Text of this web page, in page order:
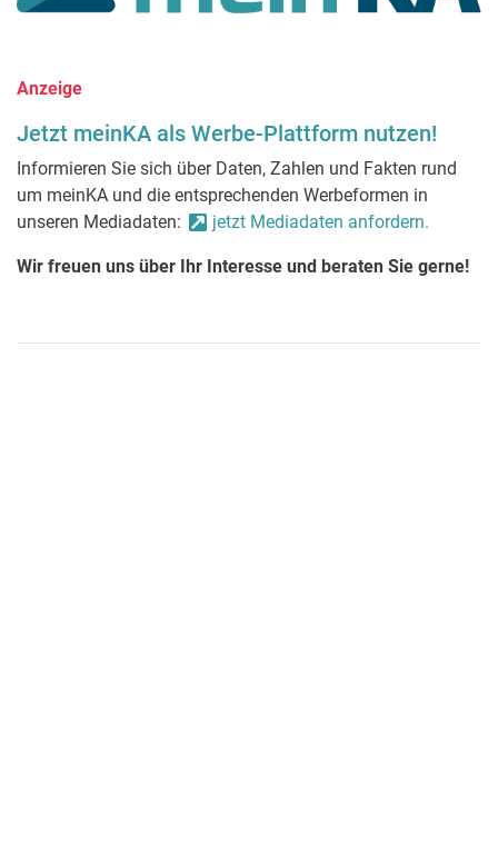
Anzeige
Jetzt meinKA als Werbe-Plattform nutzen!
Informieren Sie sich über Daten, Zahlen und Fakten rund
um meinKA und die entsprechenden Werbeformen in
unseren Mediadaten:
jetzt Mediadaten anfordern.
Wir freuen uns über Ihr Interesse und beraten Sie gerne!